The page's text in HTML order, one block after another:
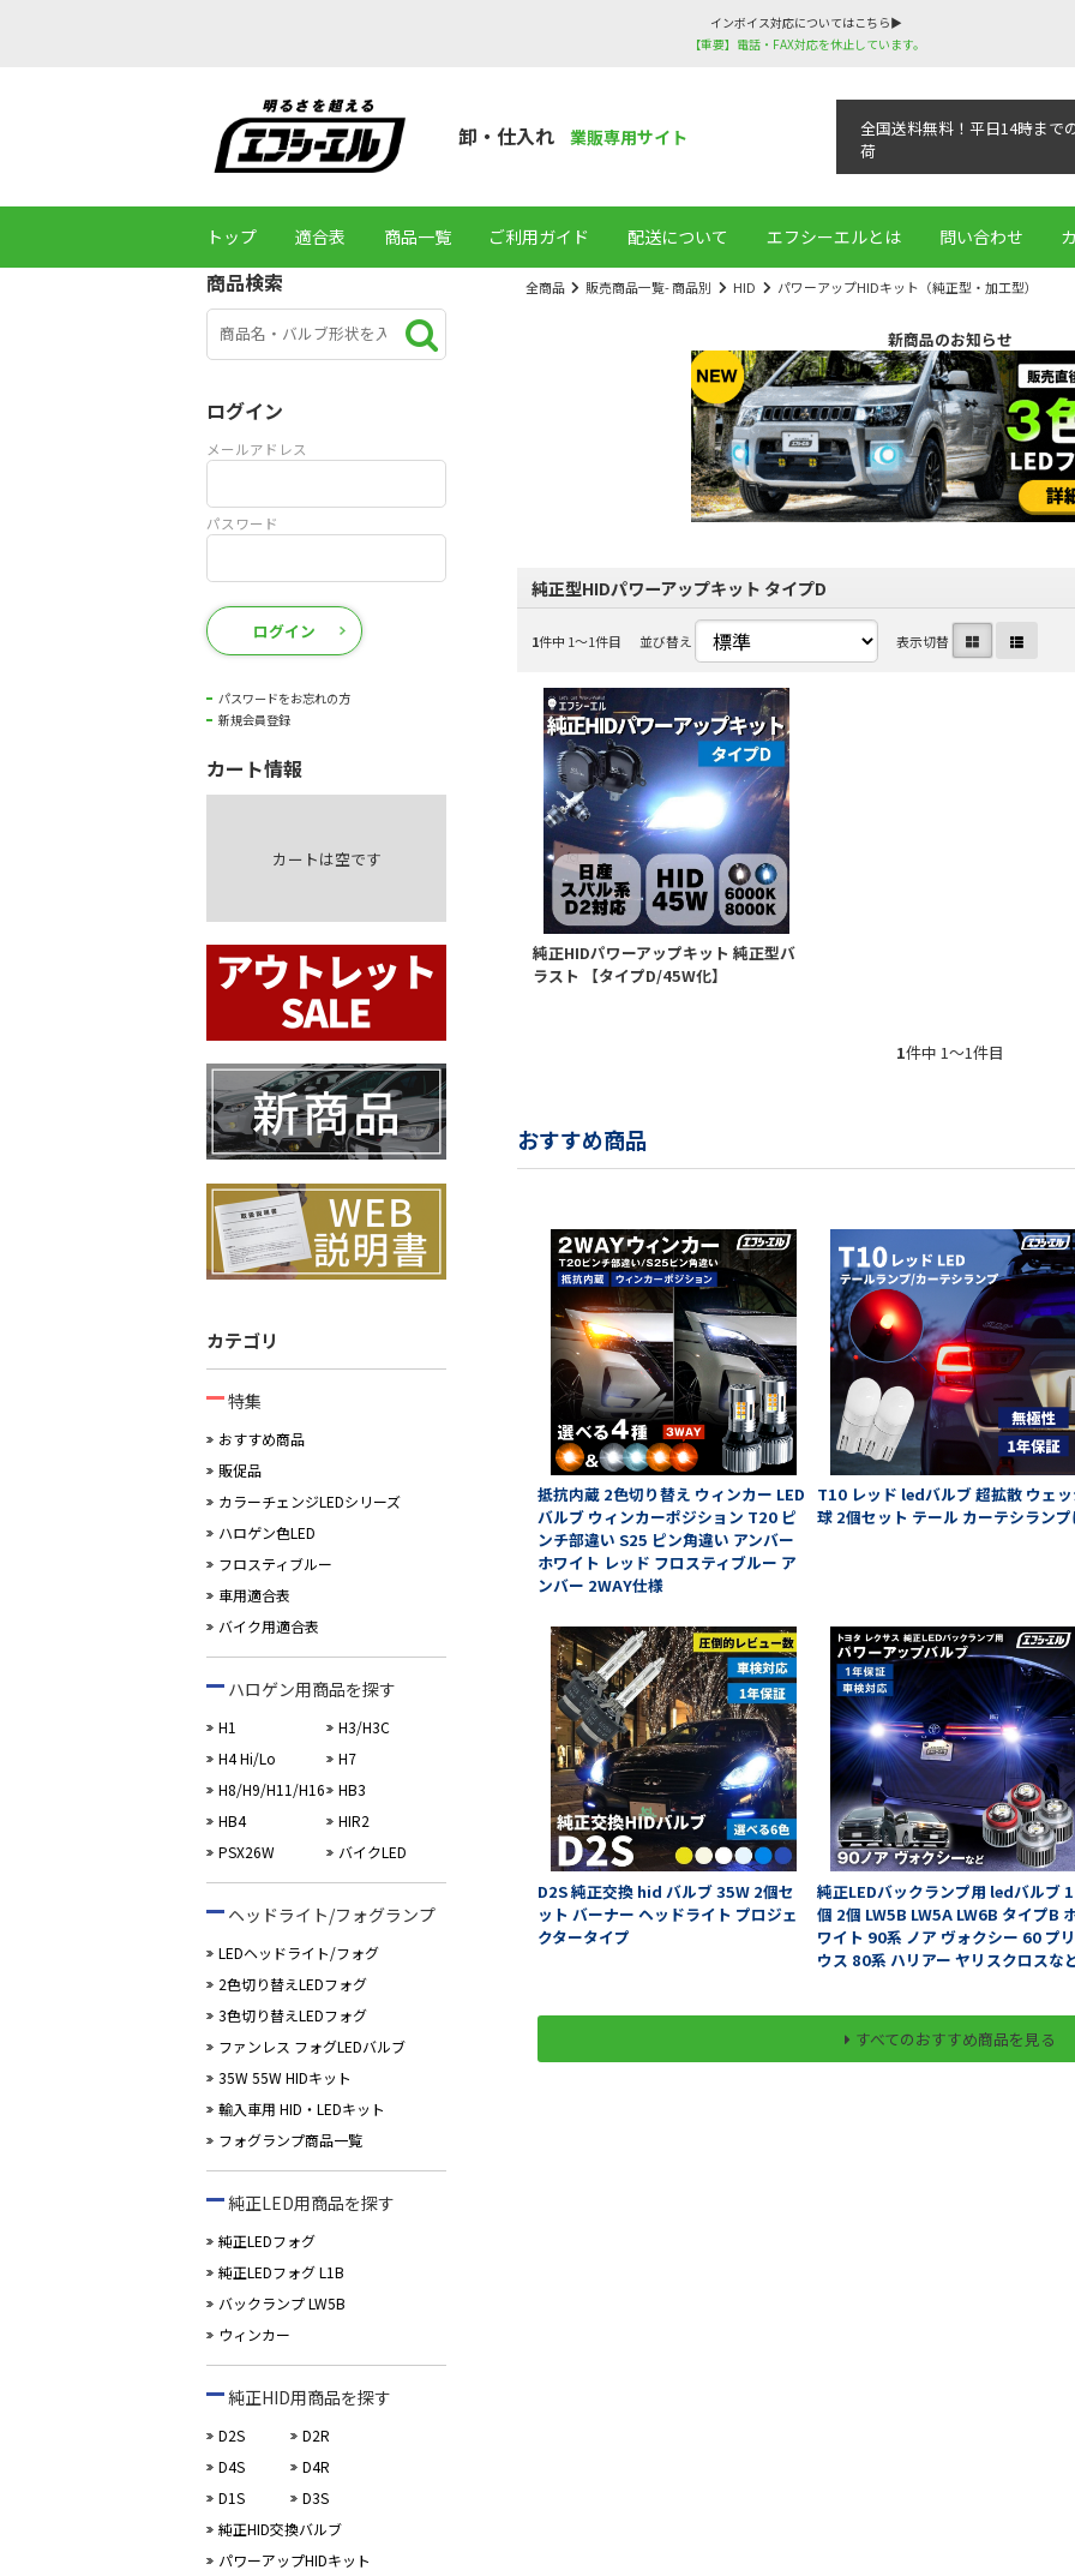
インボイス対応についてはこちら▶
【重要】電話・FAX対応を休止しています。
卸・仕入れ 業販専用サイト
全国送料無料！平日14時まで
荷
トップ 適合表 商品一覧 ご利用ガイド 配送について エフシーエルとは 問い合わせ
全商品 販売商品一覧- 商品別 HID パワーアップHIDキット（純正型・加工型）
新商品のお知らせ
純正型HIDパワーアップキット タイプD
1件中 1〜1件目 並び替え 表示切替
純正HIDパワーアップキット 純正型バ
ラスト 【タイプD/45W化】
1件中 1〜1件目
おすすめ商品
抵抗内蔵 2色切り替え ウィンカー LED
バルブ ウィンカーポジション T20 ピ
ンチ部違い S25 ピン角違い アンバー
ホワイト レッド フロスティブルー ア
ンバー 2WAY仕様
T10 レッド ledバルブ 超拡散 ウェ
球 2個セット テール カーテシランプ
D2S 純正交換 hid バルブ 35W 2個セ
ット バーナー ヘッドライト プロジェ
クタータイプ
純正LEDバックランプ用 ledバルブ 1
個 2個 LW5B LW5A LW6B タイプB
ワイト 90系 ノア ヴォクシー 60 プリ
ウス 80系 ハリアー ヤリスクロスな
すべてのおすすめ商品を見る
商品検索
ログイン
メールアドレス
パスワード
ログイン
パスワードをお忘れの方
新規会員登録
カート情報
カートは空です
カテゴリ
特集
おすすめ商品
販促品
カラーチェンジLEDシリーズ
ハロゲン色LED
フロスティブルー
車用適合表
バイク用適合表
ハロゲン用商品を探す
H1
H3/H3C
H4 Hi/Lo
H7
H8/H9/H11/H16
HB3
HB4
HIR2
PSX26W
バイクLED
ヘッドライト/フォグランプ
LEDヘッドライト/フォグ
2色切り替えLEDフォグ
3色切り替えLEDフォグ
ファンレス フォグLEDバルブ
35W 55W HIDキット
輸入車用 HID・LEDキット
フォグランプ商品一覧
純正LED用商品を探す
純正LEDフォグ
純正LEDフォグ L1B
バックランプ LW5B
ウィンカー
純正HID用商品を探す
D2S
D2R
D4S
D4R
D1S
D3S
純正HID交換バルブ
パワーアップHIDキット